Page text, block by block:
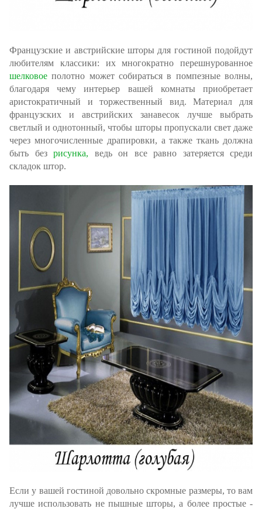
Французские и австрийские шторы для гостиной подойдут
любителям классики: их многократно перешнурованное
шелковое полотно может собираться в помпезные волны,
благодаря чему интерьер вашей комнаты приобретает
аристократичный и торжественный вид. Материал для
французских и австрийских занавесок лучше выбрать
светлый и однотонный, чтобы шторы пропускали свет даже
через многочисленные драпировки, а также ткань должна
быть без рисунка, ведь он все равно затеряется среди
складок штор.
Если у вашей гостиной довольно скромные размеры, то вам
лучше использовать не пышные шторы, а более простые -